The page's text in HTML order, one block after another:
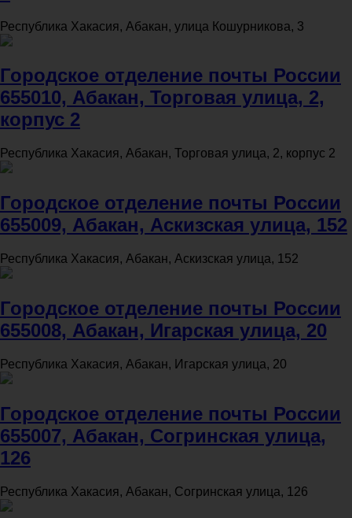
Республика Хакасия, Абакан, улица Кошурникова, 3
Городское отделение почты России
655010, Абакан, Торговая улица, 2,
корпус 2
Республика Хакасия, Абакан, Торговая улица, 2, корпус 2
Городское отделение почты России
655009, Абакан, Аскизская улица, 152
Республика Хакасия, Абакан, Аскизская улица, 152
Городское отделение почты России
655008, Абакан, Игарская улица, 20
Республика Хакасия, Абакан, Игарская улица, 20
Городское отделение почты России
655007, Абакан, Согринская улица,
126
Республика Хакасия, Абакан, Согринская улица, 126